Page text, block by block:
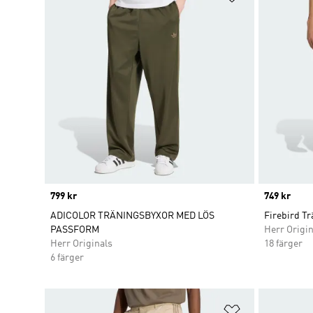
Price
799 kr
ADICOLOR TRÄNINGSBYXOR MED LÖS
PASSFORM
Herr Originals
6 färger
Price
749 kr
Firebird
Herr
18 färger
Lägg till på